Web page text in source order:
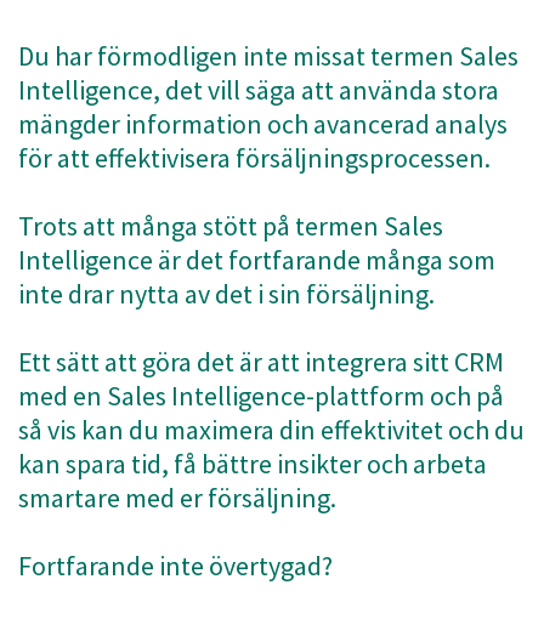
Du har förmodligen inte missat termen Sales
Intelligence, det vill säga att använda stora
mängder information och avancerad analys
för att effektivisera försäljningsprocessen.
Trots att många stött på termen Sales
Intelligence är det fortfarande många som
inte drar nytta av det i sin försäljning.
Ett sätt att göra det är att integrera sitt CRM
med en Sales Intelligence-plattform och på
så vis kan du maximera din effektivitet och du
kan spara tid, få bättre insikter och arbeta
smartare med er försäljning.
Fortfarande inte övertygad?